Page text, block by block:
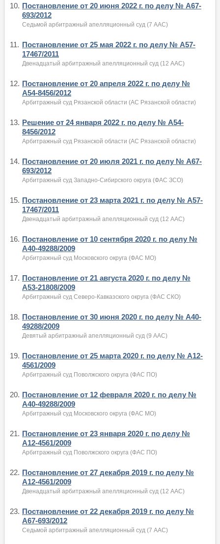
10. Постановление от 20 июня 2022 г. по делу № А67-
693/2012
Седьмой арбитражный апелляционный суд (7 ААС)
11. Постановление от 25 мая 2022 г. по делу № А57-
17467/2011
Двенадцатый арбитражный апелляционный суд (12 ААС)
12. Постановление от 20 апреля 2022 г. по делу №
А54-8456/2012
Арбитражный суд Рязанской области (АС Рязанской области)
13. Решение от 24 января 2022 г. по делу № А54-
8456/2012
Арбитражный суд Рязанской области (АС Рязанской области)
14. Постановление от 20 июля 2021 г. по делу № А67-
693/2012
Арбитражный суд Западно-Сибирского округа (ФАС ЗСО)
15. Постановление от 23 марта 2021 г. по делу № А57-
17467/2011
Двенадцатый арбитражный апелляционный суд (12 ААС)
16. Постановление от 10 сентября 2020 г. по делу №
А40-49288/2009
Арбитражный суд Московского округа (ФАС МО)
17. Постановление от 21 августа 2020 г. по делу №
А53-21808/2009
Арбитражный суд Северо-Кавказского округа (ФАС СКО)
18. Постановление от 30 июня 2020 г. по делу № А40-
49288/2009
Девятый арбитражный апелляционный суд (9 ААС)
19. Постановление от 25 марта 2020 г. по делу № А12-
4561/2009
Арбитражный суд Поволжского округа (ФАС ПО)
20. Постановление от 12 февраля 2020 г. по делу №
А40-49288/2009
Арбитражный суд Московского округа (ФАС МО)
21. Постановление от 23 января 2020 г. по делу №
А12-4561/2009
Арбитражный суд Поволжского округа (ФАС ПО)
22. Постановление от 27 декабря 2019 г. по делу №
А12-4561/2009
Двенадцатый арбитражный апелляционный суд (12 ААС)
23. Постановление от 22 декабря 2019 г. по делу №
А67-693/2012
Седьмой арбитражный апелляционный суд (7 ААС)